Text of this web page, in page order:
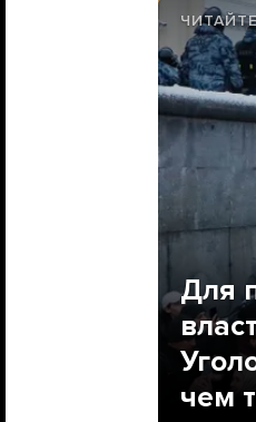
Для
чем